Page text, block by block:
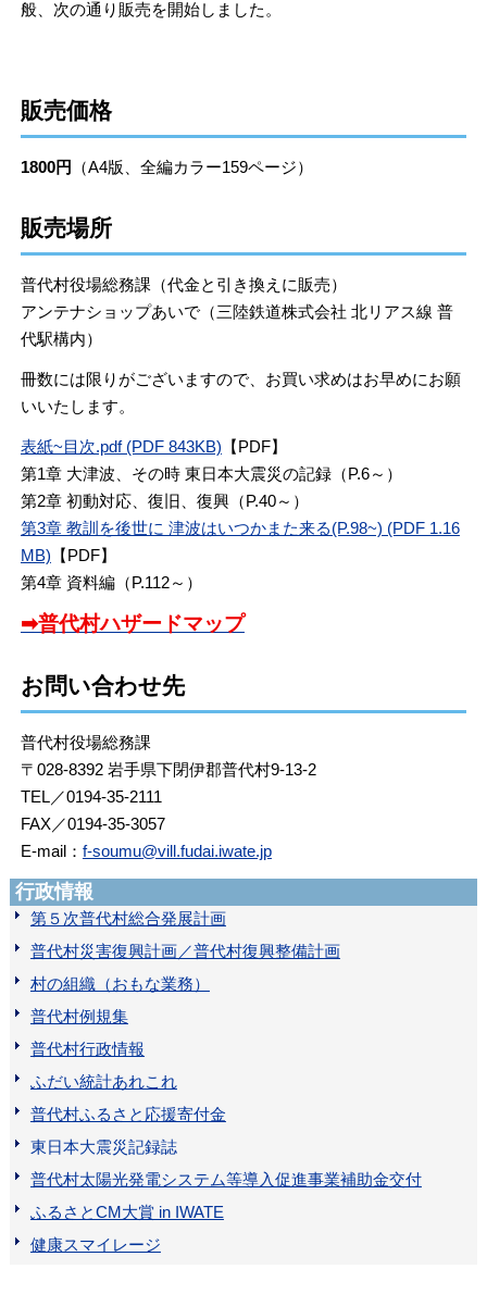
般、次の通り販売を開始しました。
販売価格
1800円 （A4版、全編カラー159ページ）
販売場所
普代村役場総務課（代金と引き換えに販売）
アンテナショップあいで（三陸鉄道株式会社 北リアス線 普
代駅構内）
冊数には限りがございますので、お買い求めはお早めにお願
いいたします。
表紙~目次.pdf (PDF 843KB) 【PDF】
第1章 大津波、その時 東日本大震災の記録（P.6～）
第2章 初動対応、復旧、復興（P.40～）
第3章 教訓を後世に 津波はいつかまた来る(P.98~) (PDF 1.16
MB) 【PDF】
第4章 資料編（P.112～）
➡普代村ハザードマップ
お問い合わせ先
普代村役場総務課
〒028-8392 岩手県下閉伊郡普代村9-13-2
TEL／0194-35-2111
FAX／0194-35-3057
E‐mail： f-soumu@vill.fudai.iwate.jp
行政情報
第５次普代村総合発展計画
普代村災害復興計画／普代村復興整備計画
村の組織（おもな業務）
普代村例規集
普代村行政情報
ふだい統計あれこれ
普代村ふるさと応援寄付金
東日本大震災記録誌
普代村太陽光発電システム等導入促進事業補助金交付
ふるさとCM大賞 in IWATE
健康スマイレージ